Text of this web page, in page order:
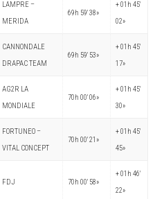
LAMPRE –
MERIDA
69h 59′ 38»
+ 01h 45′
02»
CANNONDALE
DRAPAC TEAM
69h 59′ 53»
+ 01h 45′
17»
AG2R LA
MONDIALE
70h 00′ 06»
+ 01h 45′
30»
FORTUNEO –
VITAL CONCEPT
70h 00′ 21»
+ 01h 45′
45»
FDJ 70h 00′ 58»
+ 01h 46′
22»